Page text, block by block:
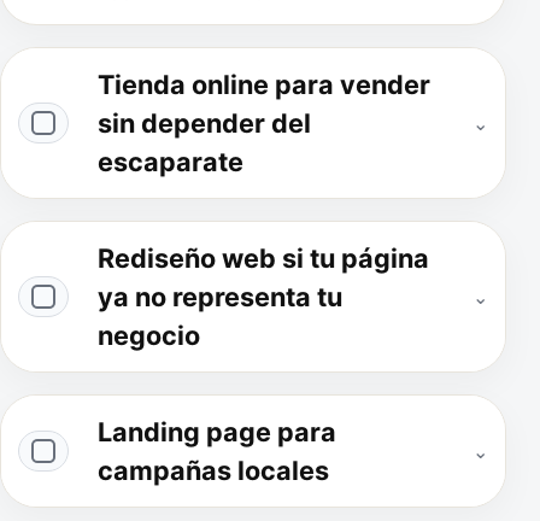
Tienda online para vender
sin depender del
escaparate
⌄
Rediseño web si tu página
ya no representa tu
negocio
⌄
Landing page para
campañas locales
⌄